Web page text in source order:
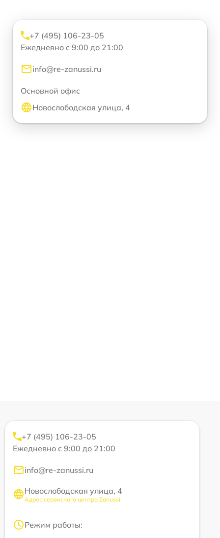
+7 (495) 106-23-05
Ежедневно с 9:00 до 21:00
info@re-zanussi.ru
Основной офис
Новослободская улица, 4
+7 (495) 106-23-05
Ежедневно с 9:00 до 21:00
info@re-zanussi.ru
Новослободская улица, 4
Адрес сервисного центра Zanussi
Режим работы: